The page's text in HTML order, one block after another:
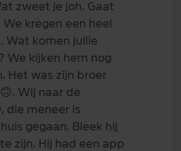
zweet je joh. Gaat
kregen een heel
Wat komen jullie
We kijken hem nog
Het was zijn broer
🙃. Wij naar de
die meneer is
gegaan. Bleek hij
zijn. Hij had een app